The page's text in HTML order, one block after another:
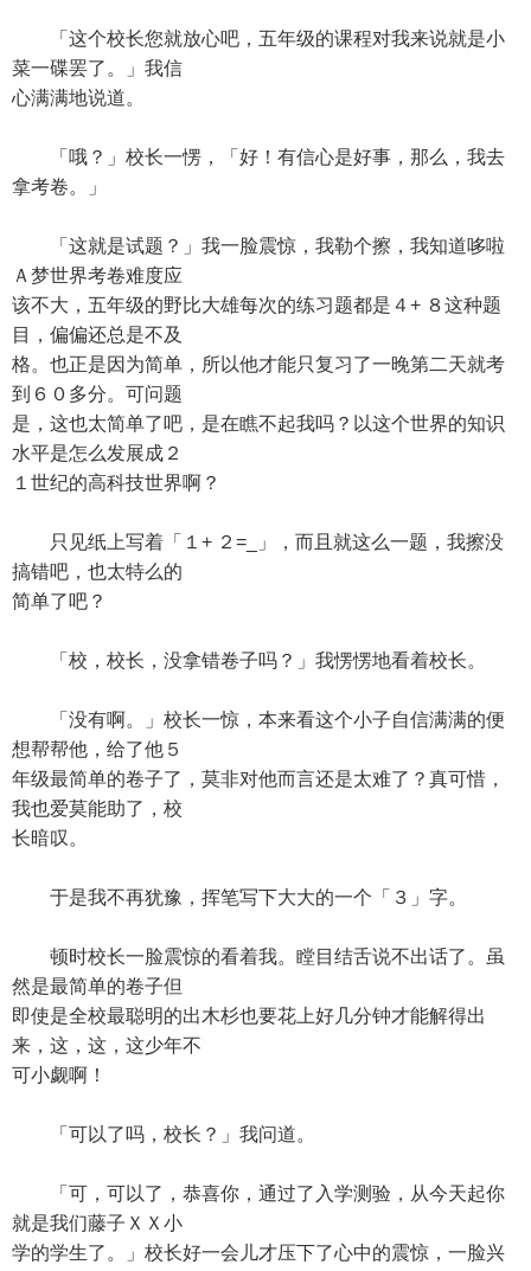
「这个校长您就放心吧，五年级的课程对我来说就是小
菜一碟罢了。」我信
心满满地说道。
「哦？」校长一愣，「好！有信心是好事，那么，我去
拿考卷。」
「这就是试题？」我一脸震惊，我勒个擦，我知道哆啦
Ａ梦世界考卷难度应
该不大，五年级的野比大雄每次的练习题都是４+ ８这种题
目，偏偏还总是不及
格。也正是因为简单，所以他才能只复习了一晚第二天就考
到６０多分。可问题
是，这也太简单了吧，是在瞧不起我吗？以这个世界的知识
水平是怎么发展成２
１世纪的高科技世界啊？
只见纸上写着「１+ ２=_」，而且就这么一题，我擦没
搞错吧，也太特么的
简单了吧？
「校，校长，没拿错卷子吗？」我愣愣地看着校长。
「没有啊。」校长一惊，本来看这个小子自信满满的便
想帮帮他，给了他５
年级最简单的卷子了，莫非对他而言还是太难了？真可惜，
我也爱莫能助了，校
长暗叹。
于是我不再犹豫，挥笔写下大大的一个「３」字。
顿时校长一脸震惊的看着我。瞠目结舌说不出话了。虽
然是最简单的卷子但
即使是全校最聪明的出木杉也要花上好几分钟才能解得出
来，这，这，这少年不
可小觑啊！
「可以了吗，校长？」我问道。
「可，可以了，恭喜你，通过了入学测验，从今天起你
就是我们藤子ＸＸ小
学的学生了。」校长好一会儿才压下了心中的震惊，一脸兴